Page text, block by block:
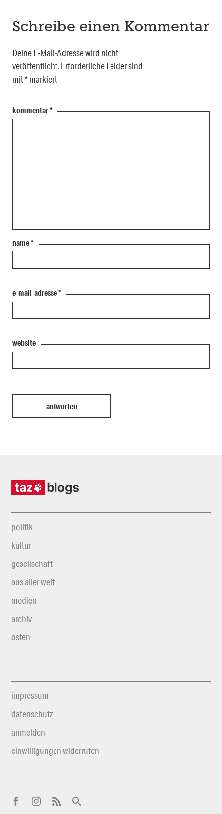
Schreibe einen Kommentar
Deine E-Mail-Adresse wird nicht
veröffentlicht. Erforderliche Felder sind
mit*markiert
kommentar*
name*
e-mail-adresse*
website
politik
kultur
gesellschaft
aus aller welt
medien
archiv
osten
impressum
datenschutz
anmelden
einwilligungen widerrufen